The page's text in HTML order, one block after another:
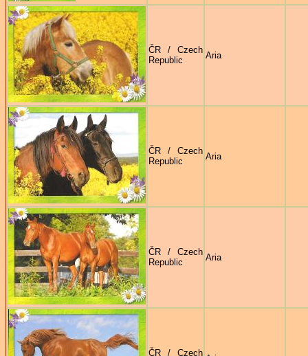
ČR / Czech
Republic
Aria
ČR / Czech
Republic
Aria
ČR / Czech
Republic
Aria
ČR / Czech